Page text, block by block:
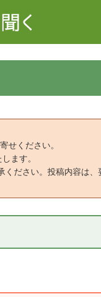
せください。
ます。
ださい。投稿内容は、